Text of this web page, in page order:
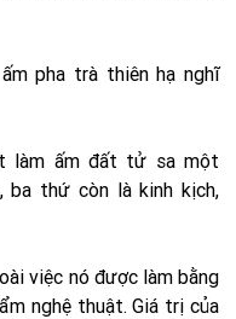
pha trà thiên hạ nghĩ
làm ấm đất tử sa một
ba thứ còn là kinh kịch,
việc nó được làm bằng
nghệ thuật. Giá trị của